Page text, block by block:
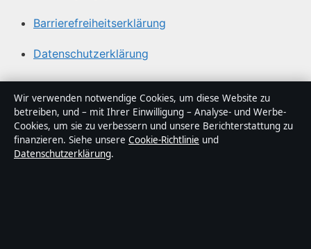
Barrierefreiheitserklärung
Datenschutzerklärung
Über Lagepunkt in Kürze
Lagepunkt ist ein unabhängiger digitaler
Nachrichtenanbieter mit Fokus auf Politik, Wirtschaft,
Technik und Gesellschaft in Deutschland. Jeder Artikel
Wir verwenden notwendige Cookies, um diese Website zu
betreiben, und – mit Ihrer Einwilligung – Analyse- und Werbe-
Cookies, um sie zu verbessern und unsere Berichterstattung zu
finanzieren. Siehe unsere Cookie-Richtlinie und
Datenschutzerklärung.